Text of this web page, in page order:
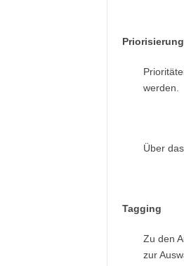
Priorisierung
werden.
Über
Tagging
Zu den
zur